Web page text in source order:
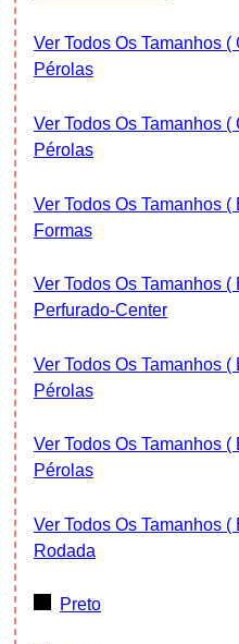
Ver Todos Os Tamanhos ( Colorido ) 1.5-4mm Batata
Pérolas
Ver Todos Os Tamanhos ( Colorido ) 1.5-4mm Arroz
Pérolas
Ver Todos Os Tamanhos ( Branco ) 1.5-4mm Todas As
Formas
Ver Todos Os Tamanhos ( Branco ) 1.5-4mm Pérolas
Perfurado-Center
Ver Todos Os Tamanhos ( Branco ) 1.5-4mm Batata
Pérolas
Ver Todos Os Tamanhos ( Branco ) 1.5-4mm Arroz
Pérolas
Ver Todos Os Tamanhos ( Branco ) 1.5-4mm Pérolas
Rodada
Preto